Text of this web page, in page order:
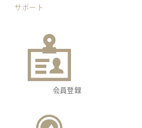
サポート
会員登録